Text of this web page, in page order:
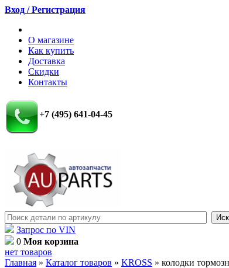
Вход / Регистрация
О магазине
Как купить
Доставка
Скидки
Контакты
+7 (495) 641-04-45
Запрос по VIN
0 Моя корзина
нет товаров
Главная » Каталог товаров » KROSS » колодки